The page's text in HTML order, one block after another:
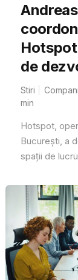
de
Stiri
min
Hotspot,
București, a
spații de